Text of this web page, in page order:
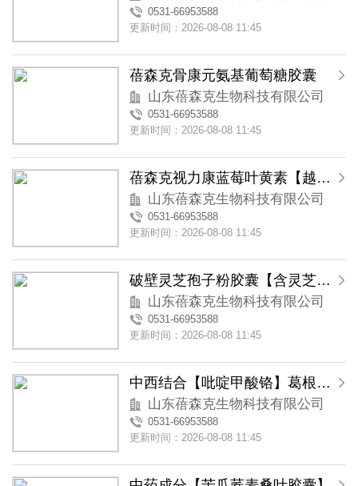
0531-66953588
更新时间：2026-08-08 11:45
蓓森克骨康元氨基葡萄糖胶囊
山东蓓森克生物科技有限公司
0531-66953588
更新时间：2026-08-08 11:45
蓓森克视力康蓝莓叶黄素【越橘叶黄素】软胶囊
山东蓓森克生物科技有限公司
0531-66953588
更新时间：2026-08-08 11:45
破壁灵芝孢子粉胶囊【含灵芝三萜类物质】
山东蓓森克生物科技有限公司
0531-66953588
更新时间：2026-08-08 11:45
中西结合【吡啶甲酸铬】葛根苦瓜铬胶囊
山东蓓森克生物科技有限公司
0531-66953588
更新时间：2026-08-08 11:45